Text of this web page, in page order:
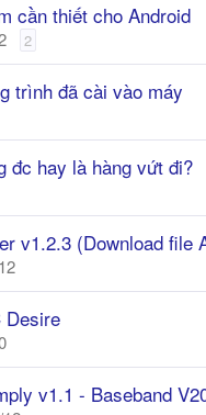
cần thiết cho Android
2
trình đã cài vào máy
đc hay là hàng vứt đi?
v1.2.3 (Download file
Desire
v1.1 - Baseband